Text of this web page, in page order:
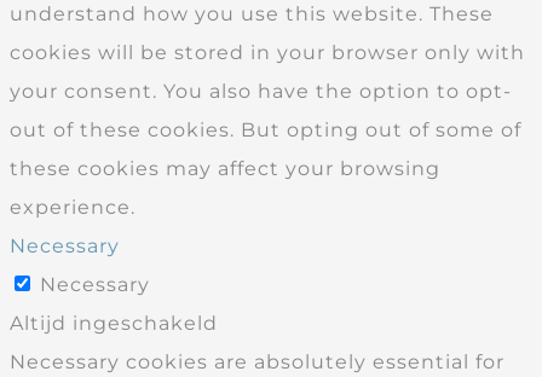
understand how you use this website. These
cookies will be stored in your browser only with
your consent. You also have the option to opt-
out of these cookies. But opting out of some of
these cookies may affect your browsing
experience.
Necessary
Necessary
Altijd ingeschakeld
Necessary cookies are absolutely essential for